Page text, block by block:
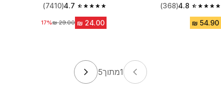
4.8
4.8 out of 5 stars from 368 reviews
(368)
4.7
4.7 out of 5 stars from 7410 reviews
(7410)
מחיר לפני הנחה‏29.00 ₪
17%
1מתוך5